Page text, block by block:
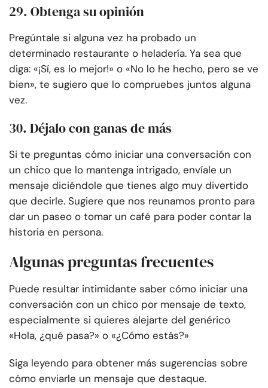
29. Obtenga su opinión
Pregúntale si alguna vez ha probado un
determinado restaurante o heladería. Ya sea que
diga: «¡Sí, es lo mejor!» o «No lo he hecho, pero se ve
bien», te sugiero que lo compruebes juntos alguna
vez.
30. Déjalo con ganas de más
Si te preguntas cómo iniciar una conversación con
un chico que lo mantenga intrigado, envíale un
mensaje diciéndole que tienes algo muy divertido
que decirle. Sugiere que nos reunamos pronto para
dar un paseo o tomar un café para poder contar la
historia en persona.
Algunas preguntas frecuentes
Puede resultar intimidante saber cómo iniciar una
conversación con un chico por mensaje de texto,
especialmente si quieres alejarte del genérico
«Hola, ¿qué pasa?» o «¿Cómo estás?»
Siga leyendo para obtener más sugerencias sobre
cómo enviarle un mensaje que destaque.